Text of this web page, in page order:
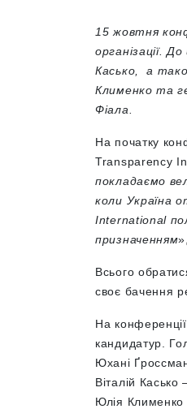
15 жовтня
організації.
Касько, а
Клименко та
Фіала.
На початку
Transparency
покладаємо
коли Україна
International
призначенням
Всього
своє бачення
На
кандидатур.
Юхані
Віталій Касько
Юлія Клименко